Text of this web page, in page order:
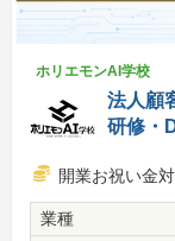
ホリエモンAI学校
法人顧
研修・
開業お祝い金
業種